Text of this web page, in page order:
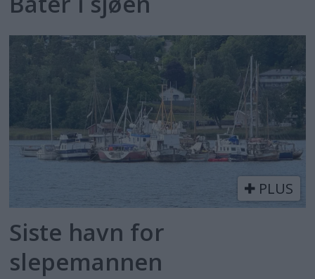
PLUS
Siste havn for
slepemannen